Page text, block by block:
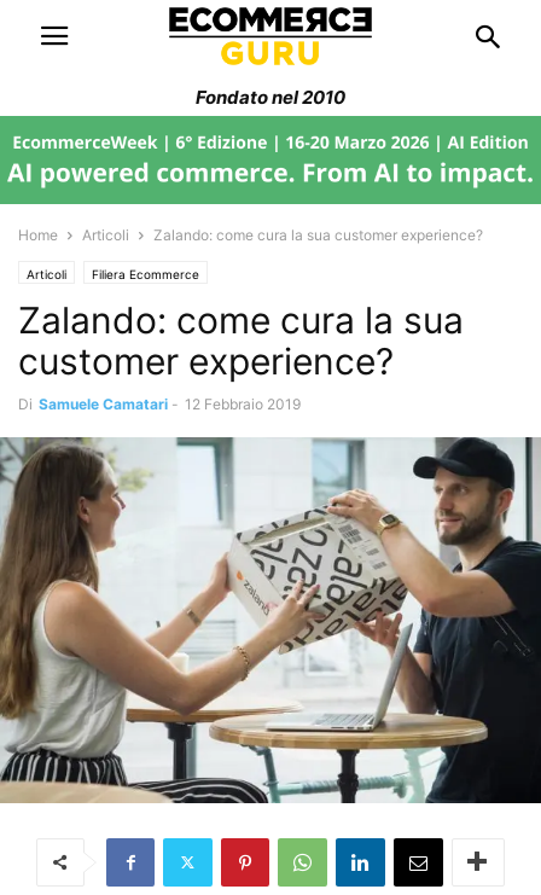
Fondato nel 2010
Home Articoli Zalando: come cura la sua customer experience?
Articoli Filiera Ecommerce
Zalando: come cura la sua
customer experience?
Di Samuele Camatari - 12 Febbraio 2019